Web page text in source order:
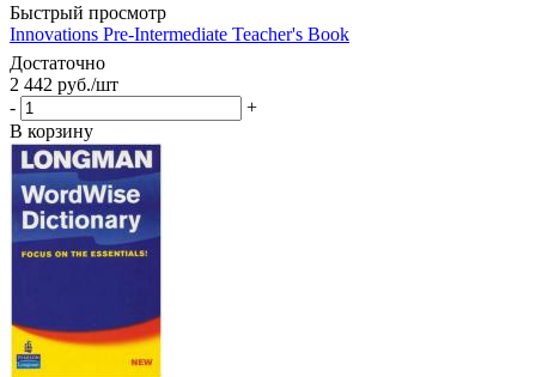
Быстрый просмотр
Innovations Pre-Intermediate Teacher's Book
Достаточно
2 442 руб./шт
-
+
В корзину